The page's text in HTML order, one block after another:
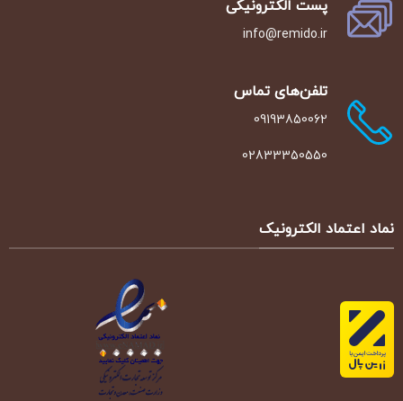
پست الکترونیکی
info@remido.ir
تلفن‌‌های تماس
09193850062
02833350550
نماد اعتماد الکترونیک